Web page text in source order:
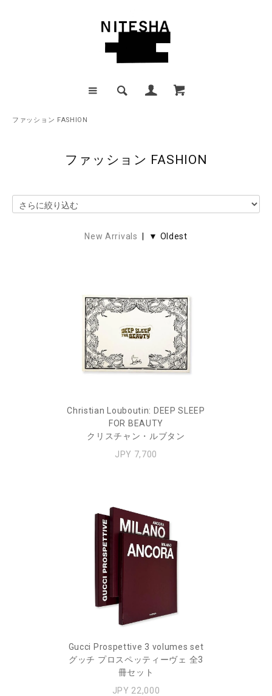
ファッション FASHION
ファッション FASHION
New Arrivals | ▼ Oldest
Christian Louboutin: DEEP SLEEP
FOR BEAUTY
クリスチャン・ルブタン
JPY 7,700
Gucci Prospettive 3 volumes set
グッチ プロスペッティーヴェ 全3
冊セット
JPY 22,000